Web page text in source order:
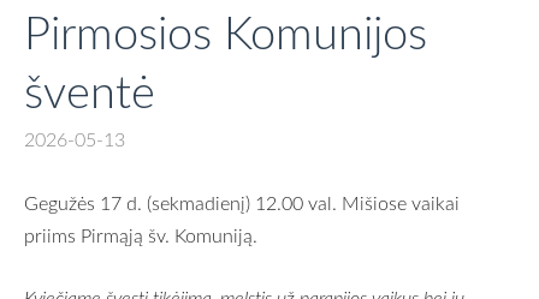
Pirmosios Komunijos
šventė
2026-05-13
Gegužės 17 d. (sekmadienį) 12.00 val. Mišiose vaikai
priims Pirmąją šv. Komuniją.